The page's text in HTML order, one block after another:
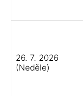
26. 7. 2026
(Neděle)